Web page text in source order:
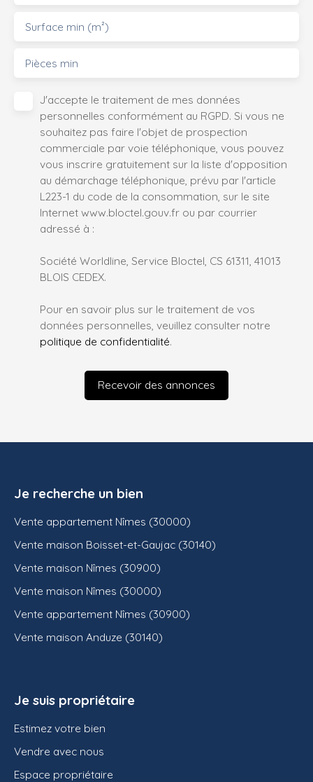
Surface min (m²)
Pièces min
J'accepte le traitement de mes données
personnelles conformément au RGPD. Si vous ne
souhaitez pas faire l'objet de prospection
commerciale par voie téléphonique, vous pouvez
vous inscrire gratuitement sur la liste d'opposition
au démarchage téléphonique, prévu par l'article
L223-1 du code de la consommation, sur le site
Internet www.bloctel.gouv.fr ou par courrier
adressé à :
Société Worldline, Service Bloctel, CS 61311, 41013
BLOIS CEDEX.
Pour en savoir plus sur le traitement de vos
données personnelles, veuillez consulter notre
politique de confidentialité.
Recevoir des annonces
Je recherche un bien
Vente appartement Nîmes (30000)
Vente maison Boisset-et-Gaujac (30140)
Vente maison Nîmes (30900)
Vente maison Nîmes (30000)
Vente appartement Nîmes (30900)
Vente maison Anduze (30140)
Je suis propriétaire
Estimez votre bien
Vendre avec nous
Espace propriétaire